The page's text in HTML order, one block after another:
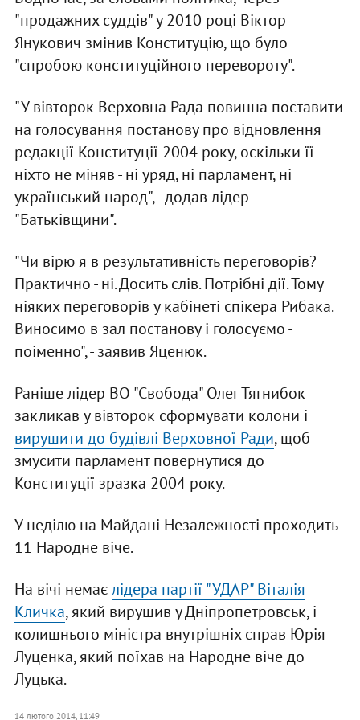
"продажних суддів" у 2010 році Віктор
Янукович змінив Конституцію, що було
"спробою конституційного перевороту".
"У вівторок Верховна Рада повинна поставити
на голосування постанову про відновлення
редакції Конституції 2004 року, оскільки її
ніхто не міняв - ні уряд, ні парламент, ні
український народ", - додав лідер
"Батьківщини".
"Чи вірю я в результативність переговорів?
Практично - ні. Досить слів. Потрібні дії. Тому
ніяких переговорів у кабінеті спікера Рибака.
Виносимо в зал постанову і голосуємо -
поіменно", - заявив Яценюк.
Раніше лідер ВО "Свобода" Олег Тягнибок
закликав у вівторок сформувати колони і
вирушити до будівлі Верховної Ради, щоб
змусити парламент повернутися до
Конституції зразка 2004 року.
У неділю на Майдані Незалежності проходить
11 Народне віче.
На вічі немаєлідера партії "УДАР" Віталія
Кличка, який вирушив у Дніпропетровськ, і
колишнього міністра внутрішніх справ Юрія
Луценка, який поїхав на Народне віче до
Луцька.
14 лютого 2014, 11:49